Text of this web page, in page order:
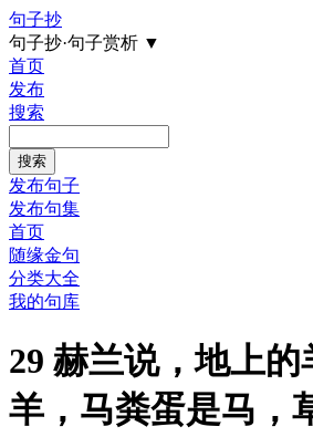
句子抄
句子抄·句子赏析 ▼
首页
发布
搜索
发布句子
发布句集
首页
随缘金句
分类大全
我的句库
29 赫兰说，地上的
羊，马粪蛋是马，